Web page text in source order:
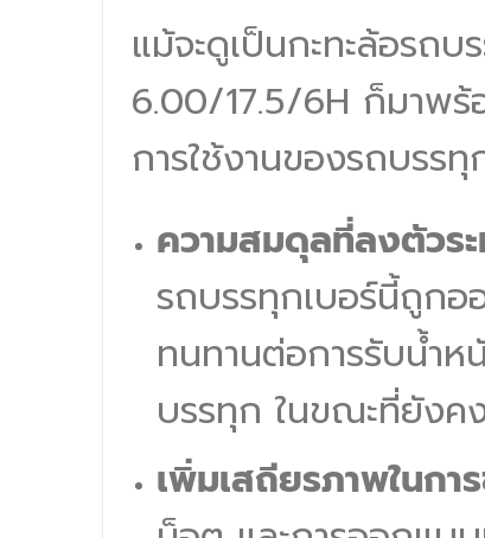
แม้จะดูเป็นกะทะล้อรถ
6.00/17.5/6H ก็มาพ
การใช้งานของรถบรร
ความสมดุลที่ลงตัวร
รถบรรทุกเบอร์นี้ถูกอ
ทนทานต่อการรับน้ำห
บรรทุก ในขณะที่ยังค
เพิ่มเสถียรภาพในกา